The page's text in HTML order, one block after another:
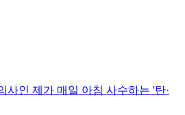
사인 제가 매일 아침 사수하는 '탄·